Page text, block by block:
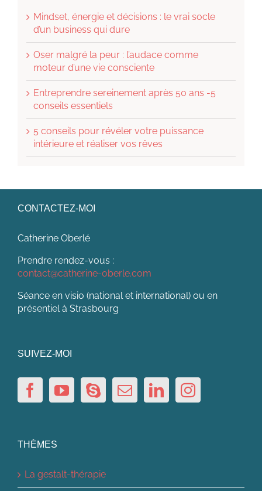
Mindset, énergie et décisions : le vrai socle
d’un business qui dure
Oser malgré la peur : l’audace comme
moteur d’une vie consciente
Entreprendre sereinement après 50 ans -5
conseils essentiels
5 conseils pour révéler votre puissance
intérieure et réaliser vos rêves
CONTACTEZ-MOI
Catherine Oberlé
Prendre rendez-vous :
contact@catherine-oberle.com
Séance en visio (national et international) ou en
présentiel à Strasbourg
SUIVEZ-MOI
THÈMES
La gestalt-thérapie